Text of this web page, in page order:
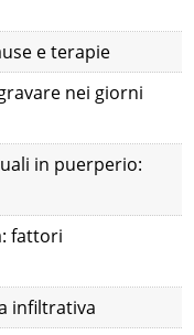
e terapie
nei giorni
in puerperio:
fattori
infiltrativa